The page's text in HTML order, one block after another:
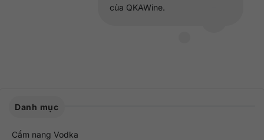
của QKAWine.
Danh mục
Cẩm nang Vodka